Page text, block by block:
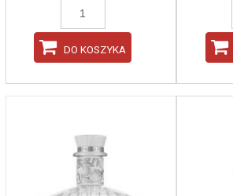
DO KOSZYKA